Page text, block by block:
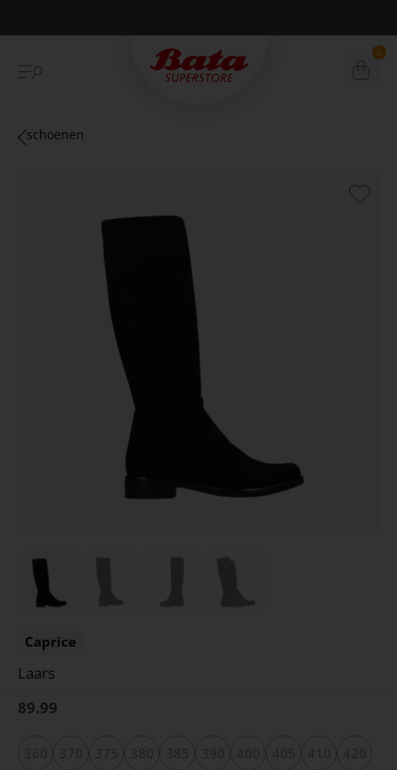
Betaal achteraf met Klarna 0
schoenen
Caprice
Laars
89.99